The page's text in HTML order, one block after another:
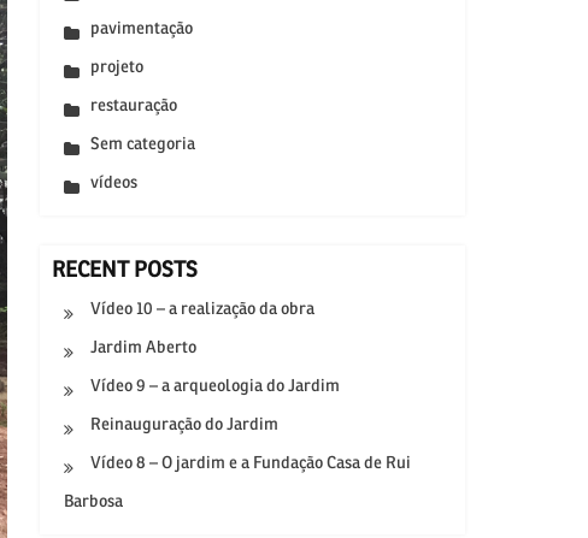
pavimentação
projeto
restauração
Sem categoria
vídeos
RECENT POSTS
Vídeo 10 – a realização da obra
Jardim Aberto
Vídeo 9 – a arqueologia do Jardim
Reinauguração do Jardim
Vídeo 8 – O jardim e a Fundação Casa de Rui
Barbosa